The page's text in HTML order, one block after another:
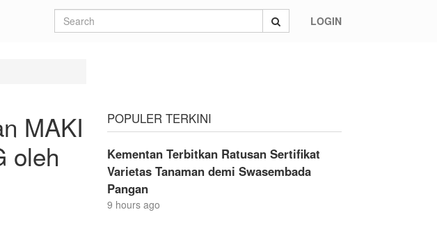
LOGIN
MAKI
oleh
POPULER TERKINI
Kementan Terbitkan Ratusan Sertifikat
Varietas Tanaman demi Swasembada
Pangan
9 hours ago